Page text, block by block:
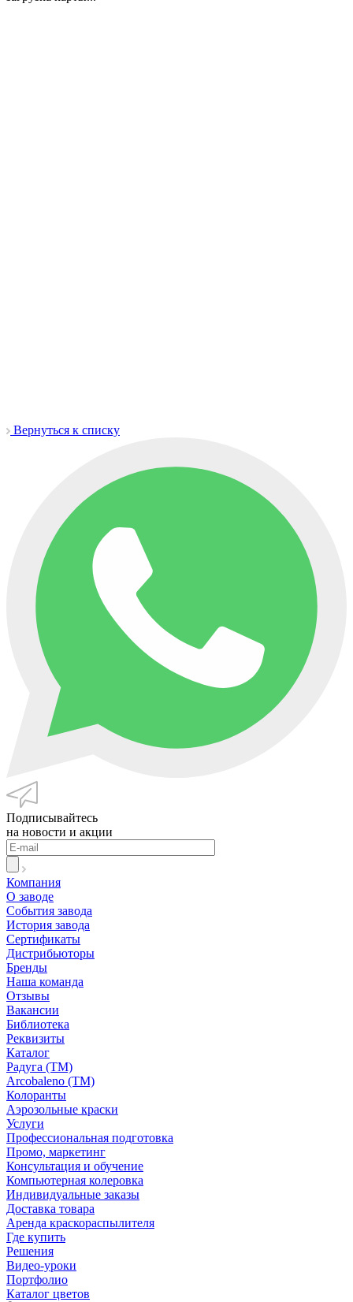
Вернуться к списку
Подписывайтесь
на новости и акции
Компания
О заводе
События завода
История завода
Сертификаты
Дистрибьюторы
Бренды
Наша команда
Отзывы
Вакансии
Библиотека
Реквизиты
Каталог
Радуга (ТМ)
Arcobaleno (ТМ)
Колоранты
Аэрозольные краски
Услуги
Профессиональная подготовка
Промо, маркетинг
Консультация и обучение
Компьютерная колеровка
Индивидуальные заказы
Доставка товара
Аренда краскораспылителя
Где купить
Решения
Видео-уроки
Портфолио
Каталог цветов